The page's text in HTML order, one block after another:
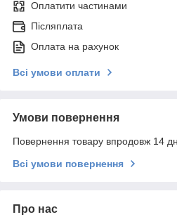
Оплатити частинами
Післяплата
Оплата на рахунок
Всі умови оплати
Умови повернення
Повернення товару впродовж 14
Всі умови повернення
Про нас